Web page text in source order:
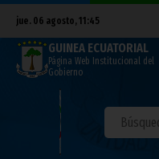
jue. 06 agosto, 11:45
GUINEA ECUATORIAL
Página Web Institucional del
Gobierno